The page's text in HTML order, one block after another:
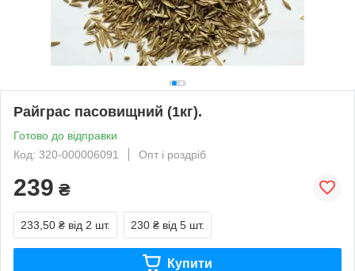
Райграс пасовищний (1кг).
Готово до відправки
Код: 320-000006091
Опт і роздріб
239 ₴
233,50 ₴ від 2 шт. 230 ₴ від 5 шт.
Купити